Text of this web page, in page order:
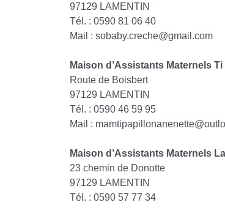
97129 LAMENTIN
Tél. : 0590 81 06 40
Mail : sobaby.creche@gmail.com
Maison d’Assistants Maternels
Route de Boisbert
97129 LAMENTIN
Tél. : 0590 46 59 95
Mail :
Maison d’Assistants Maternels
23 chemin de Donotte
97129 LAMENTIN
Tél. : 0590 57 77 34